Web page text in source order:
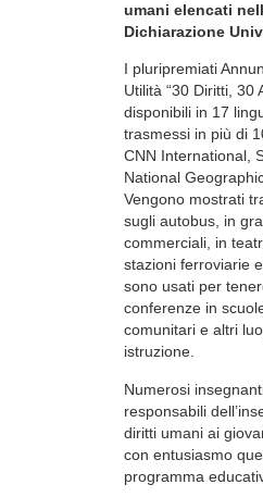
umani elencati
Dichiarazione
I pluripremiati
Utilità “30 Diritti, 30
disponibili in 17
trasmessi in più di
CNN International,
National
Vengono mostrati
sugli autobus, in
commerciali, in
stazioni ferroviarie
sono usati per
conferenze in
comunitari e altri
istruzione.
Numerosi
responsabili
diritti umani ai
con entusiasmo
programma